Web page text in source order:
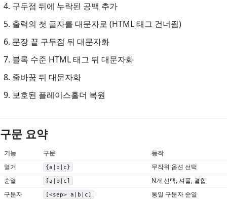
구두점 뒤에 누락된 공백 추가
출력의 첫 글자를 대문자로 (HTML 태그 건너뜀)
문장 끝 구두점 뒤 대문자화
블록 수준 HTML 태그 뒤 대문자화
줄바꿈 뒤 대문자화
보호된 플레이스홀더 복원
구문 요약
기능 구문
동작
열거
{a|b|c}
무작위 옵션 선택
순열
[a|b|c]
N개 선택, 셔플, 결합
구분자
[<sep> a|b|c]
통일 구분자 순열